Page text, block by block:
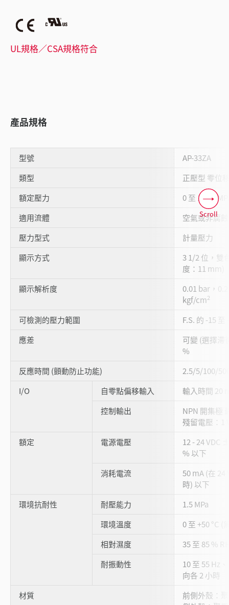
UL規格／CSA規格符合
產品規格
型號
AP-33ZA
類型
正壓型 零位
額定壓力
0 至 1.000
適用流體
空氣或非腐
壓力型式
計量壓力
顯示方式
3 1/2 位，雙
度：11 mm)
顯示解析度
0.01 bar，
kgf/cm2
可檢測的壓力範圍
F.S. 的 -15 至
應差
可變 (選擇滯
%
反應時間 (顫動防止功能)
2.5/5/100/
I/O
自零點偏移輸入
輸入時間 20
控制輸出
NPN 開集極
殘留電壓：1
額定
電源電壓
12 - 24 VDC
% 以下
消耗電流
50 mA (在 24
時) 以下
環境抗耐性
耐壓能力
1.5 MPa
環境溫度
0 至 +50 °C (
相對濕度
35 至 85 %
耐振動性
10 至 55 Hz
向各 2 小時
材質
前側外殼：
Scroll